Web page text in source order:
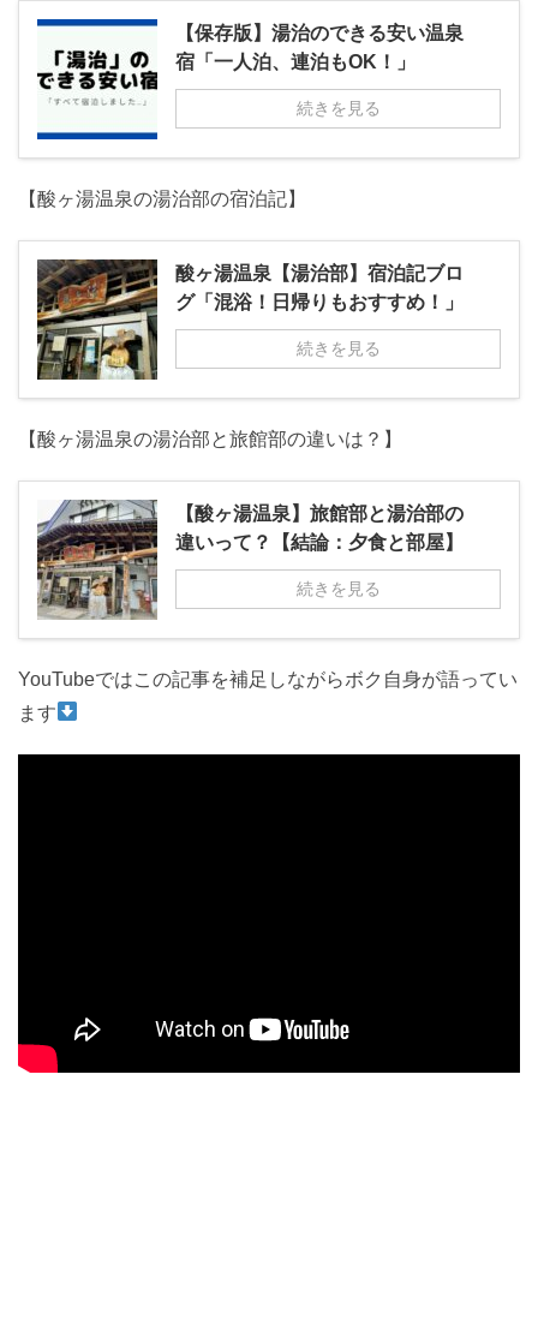
【保存版】湯治のできる安い温泉
宿「一人泊、連泊もOK！」
続きを見る
【酸ヶ湯温泉の湯治部の宿泊記】
酸ヶ湯温泉【湯治部】宿泊記ブロ
グ「混浴！日帰りもおすすめ！」
続きを見る
【酸ヶ湯温泉の湯治部と旅館部の違いは？】
【酸ヶ湯温泉】旅館部と湯治部の
違いって？【結論：夕食と部屋】
続きを見る
YouTubeではこの記事を補足しながらボク自身が語ってい
ます